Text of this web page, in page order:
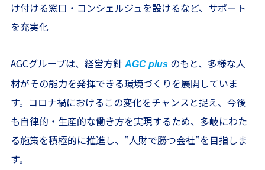
け付ける窓口・コンシェルジュを設けるなど、サポート
を充実化
AGCグループは、経営方針AGC plusのもと、多様な人
材がその能力を発揮できる環境づくりを展開していま
す。コロナ禍におけるこの変化をチャンスと捉え、今後
も自律的・生産的な働き方を実現するため、多岐にわた
る施策を積極的に推進し、”人財で勝つ会社”を目指しま
す。